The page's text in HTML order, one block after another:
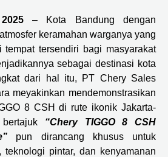
2025– Kota Bandung dengan
keramahan warganya yang
tempat tersendiri bagi masyarakat
sebagai destinasi kota
dari hal itu, PT Chery Sales
meyakinkan mendemonstrasikan
8 CSH di rute ikonik Jakarta-
“Chery TIGGO 8 CSH
pun dirancang khusus untuk
teknologi pintar, dan kenyamanan